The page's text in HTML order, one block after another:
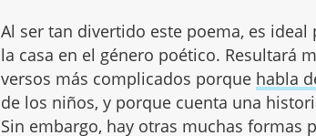
Al ser tan divertido este poema, es
la casa en el género poético. Resultará
versos más complicados porque habla
de los niños, y porque cuenta una
Sin embargo, hay otras muchas formas